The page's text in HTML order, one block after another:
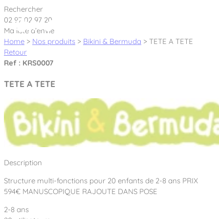
Cookies management panel
Créateur et fabricant d’aires de jeux &
Nos dernières actualités
À propos
Nos engagements
Notre partenariat avec l’association Rêves de clown
Nos Garanties
Notre concept
Aires de jeux Bikini & Bermuda®
Tous nos jeux
Sport & Fitness Sport&Co®
Agrès fitness
Mobilier & accessoires
Rechercher
02 97 02 97 20
Ma liste d’envie
Home > Nos produits > Bikini & Bermuda > TETE A TETE
Retour
Ref : KRS0007
TETE A TETE
Description
Structure multi-fonctions pour 20 enfants de 2-8 ans PRIX
594€ MANUSCOPIQUE RAJOUTE DANS POSE
2-8 ans